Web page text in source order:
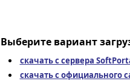
Выберите вариант
скачать с сервера
скачать с официального